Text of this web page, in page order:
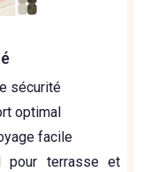
sécurité
optimal
facile
pour terrasse et